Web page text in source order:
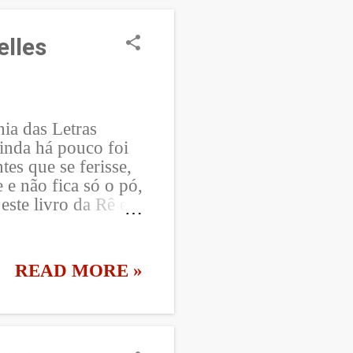
alguns
passados e
8 de Março, Dia
das Letras
há pouco foi
que se ferisse,
e não fica só o pó,
livro da Rê e
Lia e Ana Clara
freiras e me
pai, de mãe,
READ MORE »